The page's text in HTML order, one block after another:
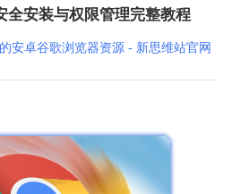
全安装与权限管理完整教程
安卓谷歌浏览器资源 - 新思维站官网